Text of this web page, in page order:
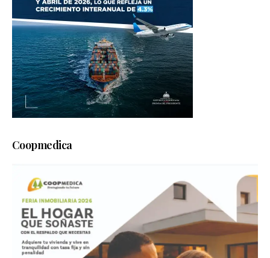
Coopmedica